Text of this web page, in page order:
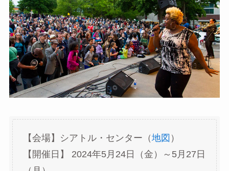
【会場】シアトル・センター（地図 ）
【開催日】 2024年5月24日（金）～5月27日